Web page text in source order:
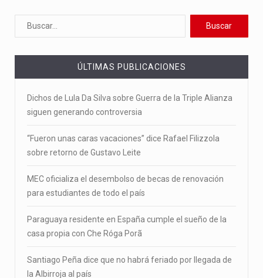
ÚLTIMAS PUBLICACIONES
Dichos de Lula Da Silva sobre Guerra de la Triple Alianza
siguen generando controversia
“Fueron unas caras vacaciones” dice Rafael Filizzola
sobre retorno de Gustavo Leite
MEC oficializa el desembolso de becas de renovación
para estudiantes de todo el país
Paraguaya residente en España cumple el sueño de la
casa propia con Che Róga Porã
Santiago Peña dice que no habrá feriado por llegada de
la Albirroja al país